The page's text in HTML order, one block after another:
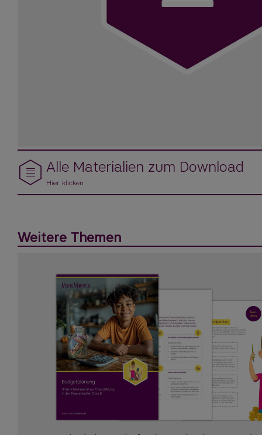
Alle Materialien zum Download
Hier klicken
Weitere Themen